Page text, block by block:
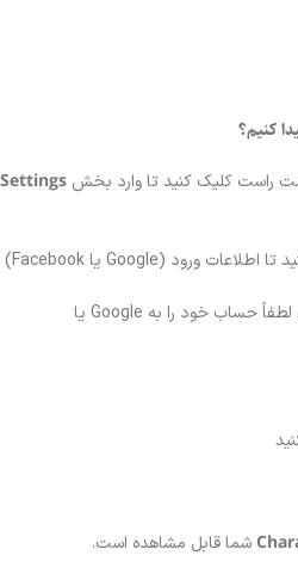
کنیم؟
راست کلیک کنید تا وارد بخش Settings
را انتخاب کنید تا اطلاعات ورود (Google یا Facebook)
🔸 اگر با اکانت مهمان وارد شده‌اید، لطفاً حساب خود را به Google یا
شما قابل مشاهده است.